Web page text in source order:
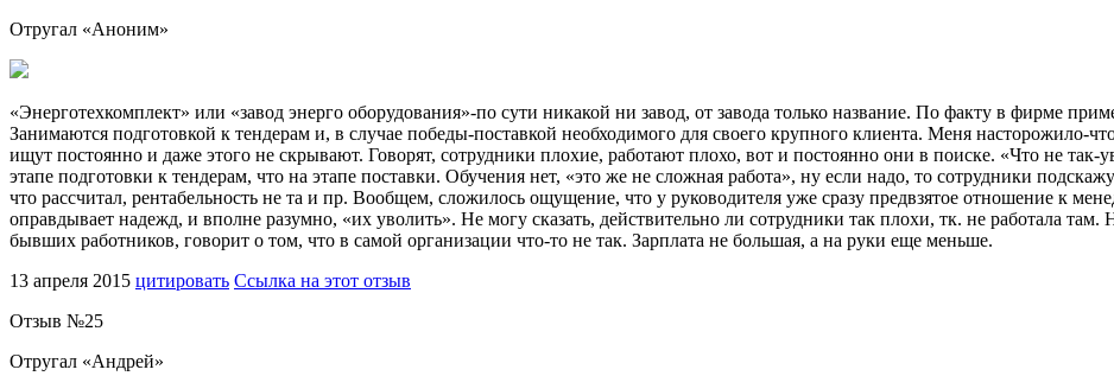
Отругал «Аноним»
«Энерготехкомплект» или «завод энерго оборудования»-по сути никакой ни завод, от завода только название. По факту в фирме
Занимаются подготовкой к тендерам и, в случае победы-поставкой необходимого для своего крупного клиента. Меня насторожило-
ищут постоянно и даже этого не скрывают. Говорят, сотрудники плохие, работают плохо, вот и постоянно они в поиске. «Что не
этапе подготовки к тендерам, что на этапе поставки. Обучения нет, «это же не сложная работа», ну если надо, то сотрудники
что рассчитал, рентабельность не та и пр. Вообщем, сложилось ощущение, что у руководителя уже сразу предвзятое отношение к
оправдывает надежд, и вполне разумно, «их уволить». Не могу сказать, действительно ли сотрудники так плохи, тк. не работала
бывших работников, говорит о том, что в самой организации что-то не так. Зарплата не большая, а на руки еще меньше.
13 апреля 2015 цитировать Ссылка на этот отзыв
Отзыв №25
Отругал «Андрей»